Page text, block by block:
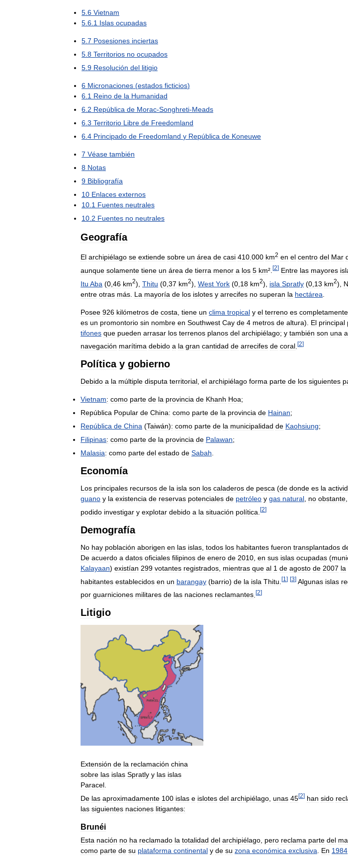
5 6 Vietnam
5 6 1 Islas ocupadas
5 7 Posesiones inciertas
5 8 Territorios no ocupados
5 9 Resolución del litigio
6 Micronaciones (estados ficticios)
6 1 Reino de la Humanidad
6 2 República de Morac-Songhreti-Meads
6 3 Territorio Libre de Freedomland
6 4 Principado de Freedomland y República de Koneuwe
7 Véase también
8 Notas
9 Bibliografía
10 Enlaces externos
10 1 Fuentes neutrales
10 2 Fuentes no neutrales
Geografía
El archipiélago se extiende sobre un área de casi 410 000 km2 en el centro del Mar
aunque solamente tiene un área de tierra menor a los 5 km². [2] Entre las mayores
Itu Aba (0 46 km2), Thitu (0 37 km2), West York (0 18 km2), isla Spratly (0 13 km2),
entre otras más La mayoría de los islotes y arrecifes no superan la hectárea
Posee 926 kilómetros de costa tiene un clima tropical y el terreno es completamente
es un promontorio sin nombre en Southwest Cay de 4 metros de altura). El principal
tifones que pueden arrasar los terrenos planos del archipiélago; y también son una
navegación marítima debido a la gran cantidad de arrecifes de coral [2]
Política y gobierno
Debido a la múltiple disputa territorial, el archipiélago forma parte de los siguientes
Vietnam: como parte de la provincia de Khanh Hoa;
República Popular de China: como parte de la provincia de Hainan;
República de China (Taiwán): como parte de la municipalidad de Kaohsiung;
Filipinas: como parte de la provincia de Palawan;
Malasia: como parte del estado de Sabah.
Economía
Los principales recursos de la isla son los caladeros de pesca (de donde es la
guano y la existencia de reservas potenciales de petróleo y gas natural, no obstante,
podido investigar y explotar debido a la situación política [2]
Demografía
No hay población aborigen en las islas todos los habitantes fueron transplantados
De acuerdo a datos oficiales filipinos de enero de 2010 en sus islas ocupadas (
Kalayaan) existían 299 votantes registrados mientras que al 1 de agosto de 2007 la
habitantes establecidos en un barangay (barrio) de la isla Thitu [1 ] [3] Algunas islas
por guarniciones militares de las naciones reclamantes [2]
Litigio
Extensión de la reclamación china
sobre las islas Spratly y las islas
Paracel.
De las aproximadamente 100 islas e islotes del archipiélago unas 45[2] han sido
las siguientes naciones litigantes:
Brunéi
Esta nación no ha reclamado la totalidad del archipiélago pero reclama parte del
como parte de su plataforma continental y de su zona económica exclusiva En 1984